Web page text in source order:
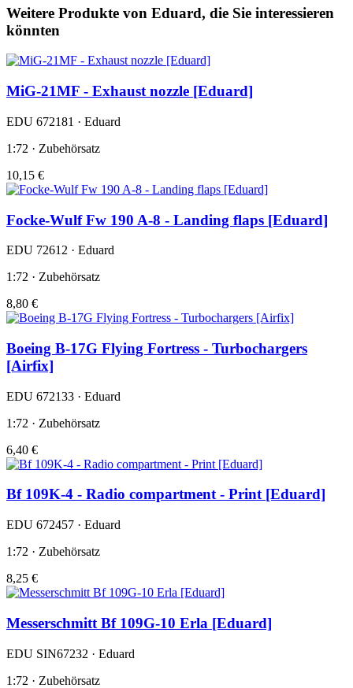
Weitere Produkte von Eduard, die Sie interessieren
könnten
MiG-21MF - Exhaust nozzle [Eduard]
EDU 672181 · Eduard
1:72 · Zubehörsatz
10,15 €
Focke-Wulf Fw 190 A-8 - Landing flaps [Eduard]
EDU 72612 · Eduard
1:72 · Zubehörsatz
8,80 €
Boeing B-17G Flying Fortress - Turbochargers
[Airfix]
EDU 672133 · Eduard
1:72 · Zubehörsatz
6,40 €
Bf 109K-4 - Radio compartment - Print [Eduard]
EDU 672457 · Eduard
1:72 · Zubehörsatz
8,25 €
Messerschmitt Bf 109G-10 Erla [Eduard]
EDU SIN67232 · Eduard
1:72 · Zubehörsatz